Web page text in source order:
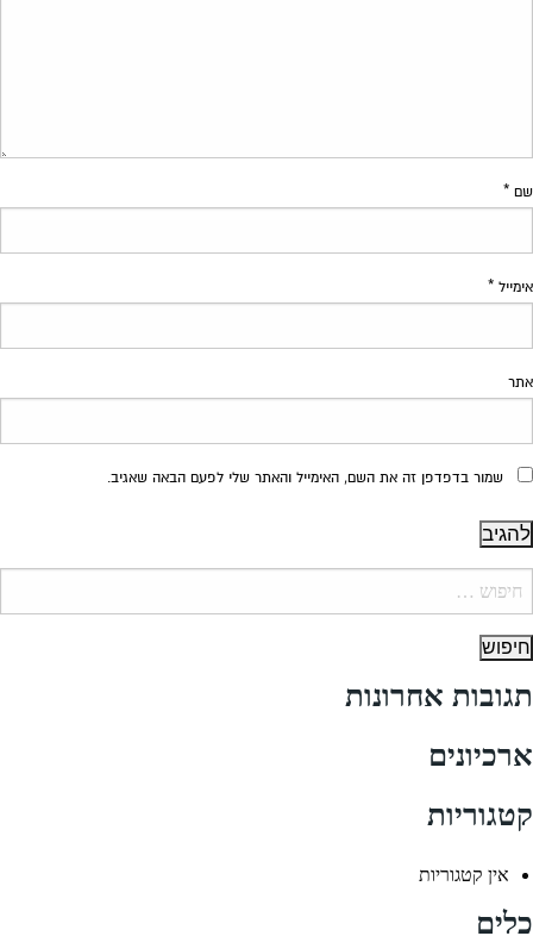
שם *
אימייל *
אתר
שמור בדפדפן זה את השם, האימייל והאתר שלי לפעם הבאה שאגיב.
תגובות אחרונות
ארכיונים
קטגוריות
אין קטגוריות
כלים